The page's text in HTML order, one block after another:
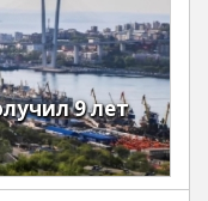
9 лет